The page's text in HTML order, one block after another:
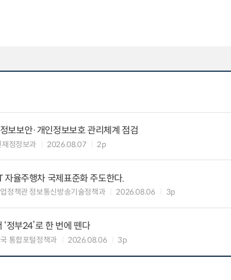
보보안·개인정보보호 관리체계 점검
정정보과 2026.08.07 2p
율주행차 국제표준화 주도한다.
정책관 정보통신방송기술정책과 2026.08.06 3p
정부24’로 한 번에 뗀다
통합포털정책과 2026.08.06 3p